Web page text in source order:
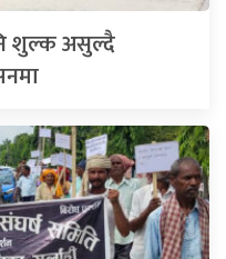
शुल्क असुल्दै